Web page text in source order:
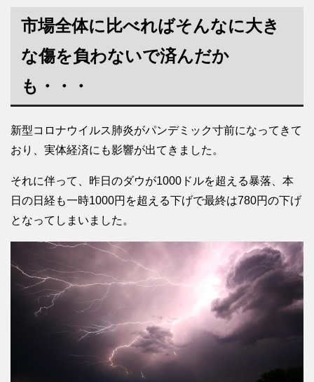
市場全体に比べればそんなに大き
な傷を負わないで済んだか
も・・・
新型コロナウイルス肺炎がパンデミック寸前になってきて
おり、実体経済にも影響が出てきました。
それに伴って、昨日のダウが1000ドルを超える暴落、本
日の日経も一時1000円を超える下げで最終は780円の下げ
となってしまいました。